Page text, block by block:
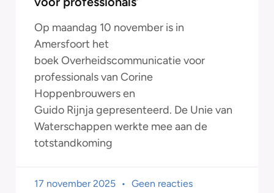
Op maandag 10 november is in
Amersfoort het
boek Overheidscommunicatie voor
professionals van Corine
Hoppenbrouwers en
Guido Rijnja gepresenteerd. De Unie van
Waterschappen werkte mee aan de
totstandkoming
17 november 2025 Geen reacties